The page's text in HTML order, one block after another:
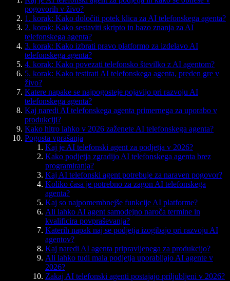
pogovorih v živo?
1. korak: Kako določiti potek klica za AI telefonskega agenta?
2. korak: Kako sestaviti skripto in bazo znanja za AI
telefonskega agenta?
3. korak: Kako izbrati pravo platformo za izdelavo AI
telefonskega agenta?
4. korak: Kako povezati telefonsko številko z AI agentom?
5. korak: Kako testirati AI telefonskega agenta, preden gre v
živo?
Katere napake se najpogosteje pojavijo pri razvoju AI
telefonskega agenta?
Kaj naredi AI telefonskega agenta primernega za uporabo v
produkciji?
Kako hitro lahko v 2026 zaženete AI telefonskega agenta?
Pogosta vprašanja
Kaj je AI telefonski agent za podjetja v 2026?
Kako podjetja zgradijo AI telefonskega agenta brez
programiranja?
Kaj AI telefonski agent potrebuje za naraven pogovor?
Koliko časa je potrebno za zagon AI telefonskega
agenta?
Kaj so najpomembnejše funkcije AI platforme?
Ali lahko AI agent samodejno naroča termine in
kvalificira povpraševanja?
Katerih napak naj se podjetja izogibajo pri razvoju AI
agentov?
Kaj naredi AI agenta pripravljenega za produkcijo?
Ali lahko tudi mala podjetja uporabljajo AI agente v
2026?
Zakaj AI telefonski agenti postajajo priljubljeni v 2026?